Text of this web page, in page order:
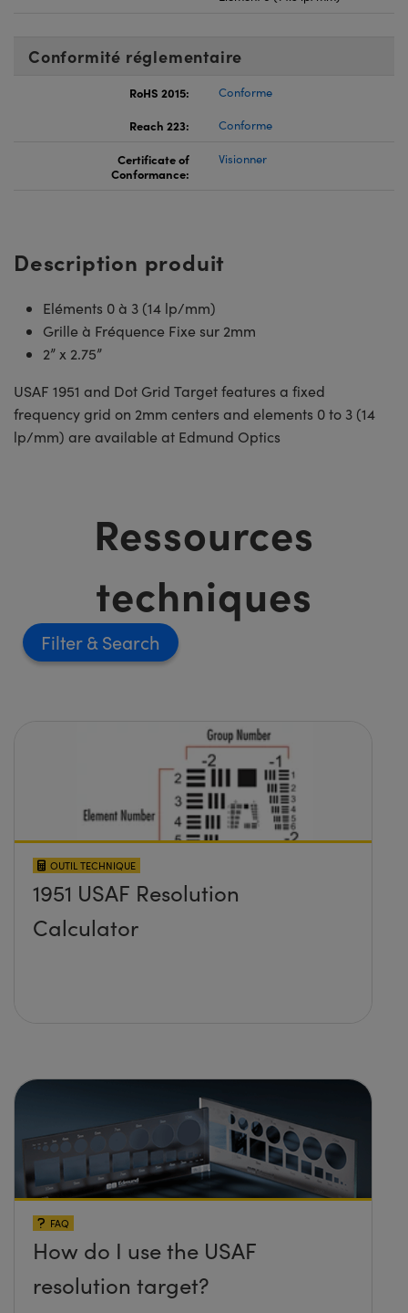
Conformité réglementaire
RoHS 2015:
Conforme
Reach 223:
Conforme
Certificate of
Conformance:
Visionner
Description produit
Eléments 0 à 3 (14 lp/mm)
Grille à Fréquence Fixe sur 2mm
2” x 2.75”
USAF 1951 and Dot Grid Target features a fixed
frequency grid on 2mm centers and elements 0 to 3 (14
lp/mm) are available at Edmund Optics
Ressources
techniques
Filter
OUTIL TECHNIQUE
1951 USAF Resolution
Calculator
FAQ
How do I use the USAF
resolution target?